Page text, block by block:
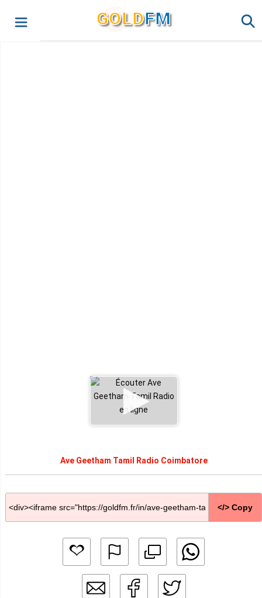
GOLDFM
Ave Geetham Tamil Radio Coimbatore
</> Copy